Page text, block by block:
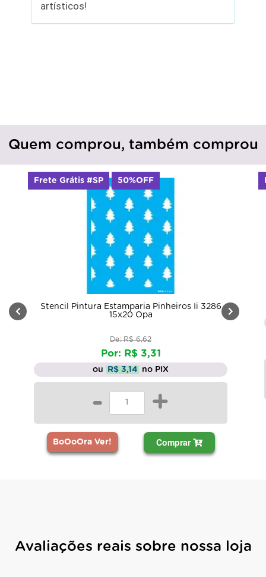
artísticos!
Quem comprou, também comprou
Stencil Pintura Estamparia Pinheiros Ii 3286
15x20 Opa
De: R$ 6,62
Por: R$ 3,31
ou R$ 3,14 no PIX
- +
BoOoOra Ver! Comprar
Frete Grátis #SP 50%OFF
Avaliações reais sobre nossa loja